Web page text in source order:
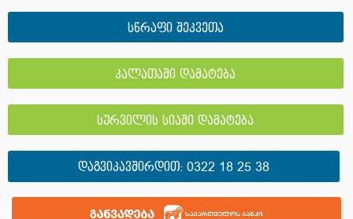
სწრაფი შეკვეთა
კალათაში დამატება
სურვილის სიაში დამატება
ᲓᲐᲒᲕᲘᲙᲐᲕᲨᲘᲠᲓᲘᲗ:0322 18 25 38